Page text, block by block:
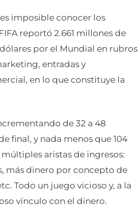
imposible conocer los
reportó 2.661 millones de
por el Mundial en rubros
entradas y
en lo que constituye la
de 32 a 48
final, y nada menos que 104
aristas de ingresos:
más dinero por concepto de
Todo un juego vicioso y, a la
vínculo con el dinero.